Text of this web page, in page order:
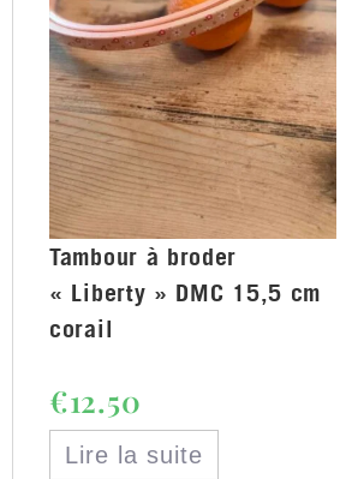
Tambour à broder
« Liberty » DMC 15,5 cm
corail
€12.50
Lire la suite